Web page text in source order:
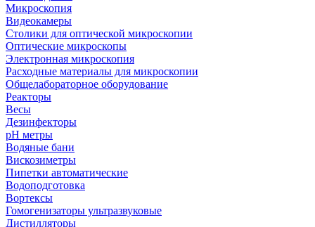
Микроскопия
Видеокамеры
Столики для оптической микроскопии
Оптические микроскопы
Электронная микроскопия
Расходные материалы для микроскопии
Общелабораторное оборудование
Реакторы
Весы
Дезинфекторы
рН метры
Водяные бани
Вискозиметры
Пипетки автоматические
Водоподготовка
Вортексы
Гомогенизаторы ультразвуковые
Дистилляторы